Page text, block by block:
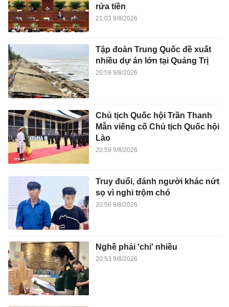
rửa tiền
21:03 9/8/2026
Tập đoàn Trung Quốc đề xuất
nhiều dự án lớn tại Quảng Trị
20:59 9/8/2026
Chủ tịch Quốc hội Trần Thanh
Mẫn viếng cố Chủ tịch Quốc hội
Lào
20:59 9/8/2026
Truy đuổi, đánh người khác nứt
sọ vì nghi trộm chó
20:56 9/8/2026
Nghề phải 'chi' nhiều
20:53 9/8/2026